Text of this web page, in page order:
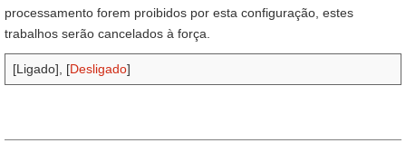
processamento forem proibidos por esta configuração, estes
trabalhos serão cancelados à força.
[Ligado], [Desligado]